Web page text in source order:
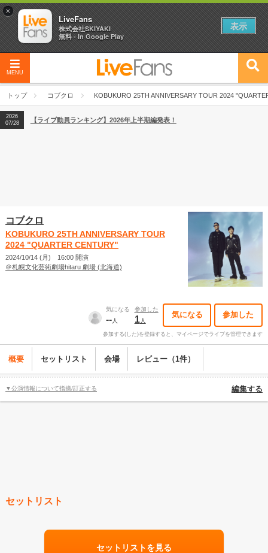
MENU
トップ コブクロ KOBUKURO 25TH ANNIVERSARY TOUR 2024
04/27
【フェス特集2026】フェス情報はここから！
2026
07/28
2026
【フェス特集2026】フェス情報はここから！
2026
07/28
【ライブ動員ランキング】2026年上半期編発表！
コブクロ
KOBUKURO 25TH ANNIVERSARY TOUR
2024 "QUARTER CENTURY"
2024/10/14 (月) 16:00 開演
＠札幌文化芸術劇場hitaru 劇場 (北海道)
気になる
--人
参加した
1人
気になる 参加した
参加する(した)を登録すると、マイページでライブを管理できます
概要 セットリスト 会場 レビュー（1件）
▼公演情報について指摘/訂正する 編集する
セットリスト
セットリストを見る
×
LiveFans
株式会社SKIYAKI
無料 - In Google Play
表示